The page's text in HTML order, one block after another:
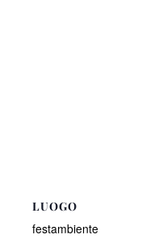
LUOGO
festambiente